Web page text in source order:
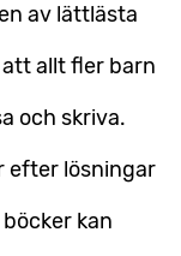
av lättlästa
allt fler barn
och skriva.
efter lösningar
kan